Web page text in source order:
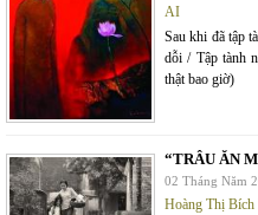
AI
Sau khi đã tập
dỗi / Tập tành
thật bao giờ)
“TRÂU ĂN
02 Tháng Năm
Hoàng Thị Bích